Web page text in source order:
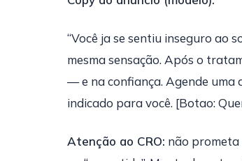
“Você ja se sentiu inseguro ao
mesma sensação. Após o
— e na confiança. Agende uma
indicado para você. [Botao:
Atenção ao CRO: não prometa